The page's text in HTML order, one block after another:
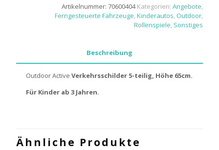
Artikelnummer: 70600404 Kategorien: Angebote,
Ferngesteuerte Fahrzeuge,Kinderautos,Outdoor,
Rollenspiele, Sonstiges
Beschreibung
Outdoor Active Verkehrsschilder 5-teilig, Höhe 65cm.
Für Kinder ab 3 Jahren.
Ähnliche Produkte